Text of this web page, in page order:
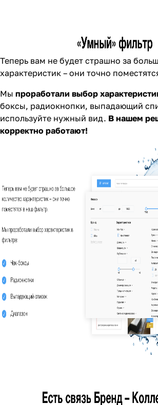
Теперь вам не будет страшно за
характеристик – они точно
Мы проработали выбор
боксы, радиокнопки, выпадающий
используйте нужный вид. В нашем
корректно работают!